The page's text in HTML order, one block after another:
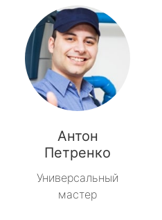
Антон
Петренко
Универсальный
мастер